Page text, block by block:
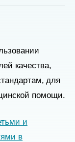
качества,
для
помощи.
и
в